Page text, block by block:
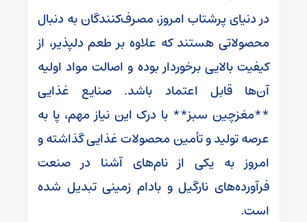
در دنیای پرشتاب امروز، مصرف‌کنندگان به دنبال
محصولاتی هستند که علاوه بر طعم دلپذیر، از
کیفیت بالایی برخوردار بوده و اصالت مواد اولیه
آن‌ها قابل اعتماد باشد. صنایع غذایی
**مغزچین سبز** با درک این نیاز مهم، پا به
عرصه تولید و تأمین محصولات غذایی گذاشته و
امروز به یکی از نام‌های آشنا در صنعت
فرآورده‌های نارگیل و بادام زمینی تبدیل شده
است.